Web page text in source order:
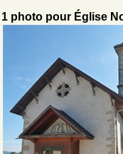
1 photo pour Église